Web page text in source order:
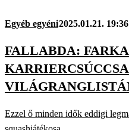
Egyéb egyéni2025.01.21. 19:36
FALLABDA:
Ezzel ő minden idők eddigi